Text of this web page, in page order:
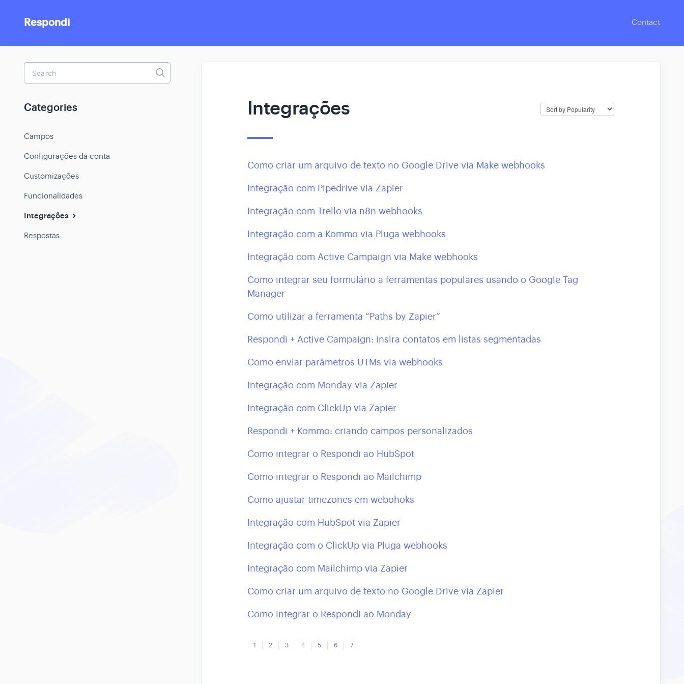
Respondi Contact
Integrações
Como criar um arquivo de texto no Google Drive via Make webhooks
Integração com Pipedrive via Zapier
Integração com Trello via n8n webhooks
Integração com a Kommo via Pluga webhooks
Integração com Active Campaign via Make webhooks
Como integrar seu formulário a ferramentas populares usando o Google Tag
Manager
Como utilizar a ferramenta “Paths by Zapier”
Respondi + Active Campaign: insira contatos em listas segmentadas
Como enviar parâmetros UTMs via webhooks
Integração com Monday via Zapier
Integração com ClickUp via Zapier
Respondi + Kommo: criando campos personalizados
Como integrar o Respondi ao HubSpot
Como integrar o Respondi ao Mailchimp
Como ajustar timezones em webohoks
Integração com HubSpot via Zapier
Integração com o ClickUp via Pluga webhooks
Integração com Mailchimp via Zapier
Como criar um arquivo de texto no Google Drive via Zapier
Como integrar o Respondi ao Monday
1 2 3 4 5 6 7
Toggle
Search
Categories
Campos
Configurações da conta
Customizações
Funcionalidades
Integrações
Respostas